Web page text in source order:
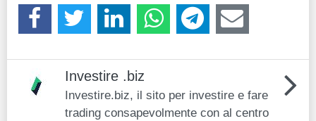
Investire .biz
Investire.biz, il sito per investire e fare
trading consapevolmente con al centro